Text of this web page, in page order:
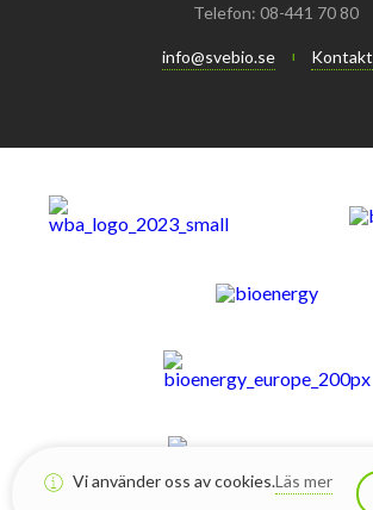
Telefon: 08-441 70 80
info@svebio.se Kontakt
Vi använder oss av cookies.Läs mer